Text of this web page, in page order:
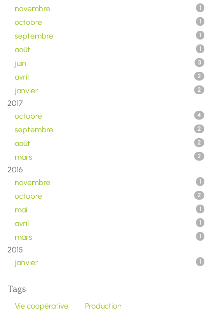
novembre 1
octobre 1
septembre 1
août 1
juin 3
avril 2
janvier 2
2017
octobre
4
septembre 2
août 2
mars 2
2016
novembre
1
octobre 2
mai 1
avril 1
mars 1
2015
janvier
1
Tags
Vie coopérative
Production